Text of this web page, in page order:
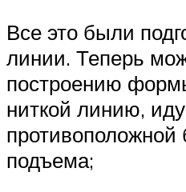
Все это были
линии. Теперь
построению
ниткой линию,
противоположной
подъема;